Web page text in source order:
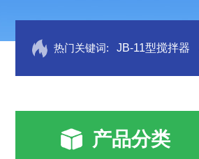
热门关键词: JB-11型搅拌器
产品分类